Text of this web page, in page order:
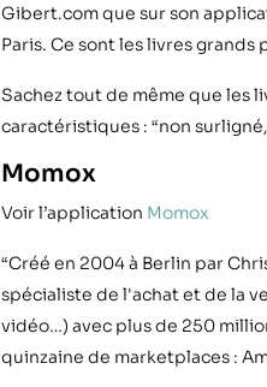
Gibert.com que sur son
Paris. Ce sont les livres
Sachez tout de même que les
caractéristiques : “non
Momox
Voir l’application Momox
“Créé en 2004 à Berlin par
spécialiste de l'achat et de la
vidéo…) avec plus de 250
quinzaine de marketplaces :